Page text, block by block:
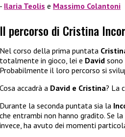
Ilaria Teolis e Massimo Colantoni
Il percorso di Cristina
Nel corso della prima puntata
totalmente in gioco, lei e David
Probabilmente il loro percorso si
Cosa accadrà a David e Cristina? La
Durante la seconda puntata sia la
che entrambi non hanno gradito. Se
invece, ha avuto dei momenti